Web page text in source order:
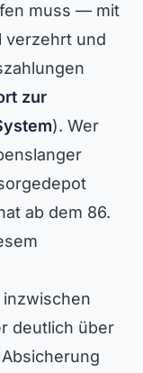
muss — mit
verzehrt und
zur
). Wer
ab dem 86.
deutlich über